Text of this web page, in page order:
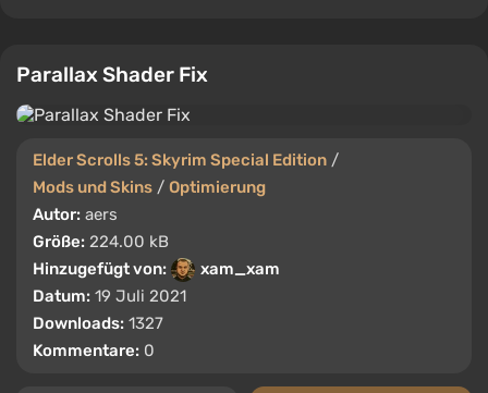
Parallax Shader Fix
Elder Scrolls 5: Skyrim Special Edition /
Mods und Skins / Optimierung
Autor: aers
Größe: 224.00 kB
Hinzugefügt von:
xam_xam
Datum: 19 Juli 2021
Downloads: 1327
Kommentare: 0